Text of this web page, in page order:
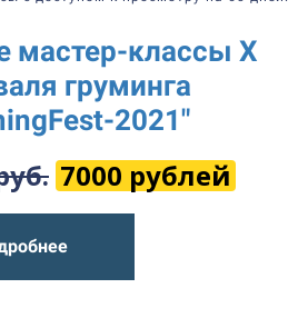
классы Х
груминга
2021"
7000 рублей